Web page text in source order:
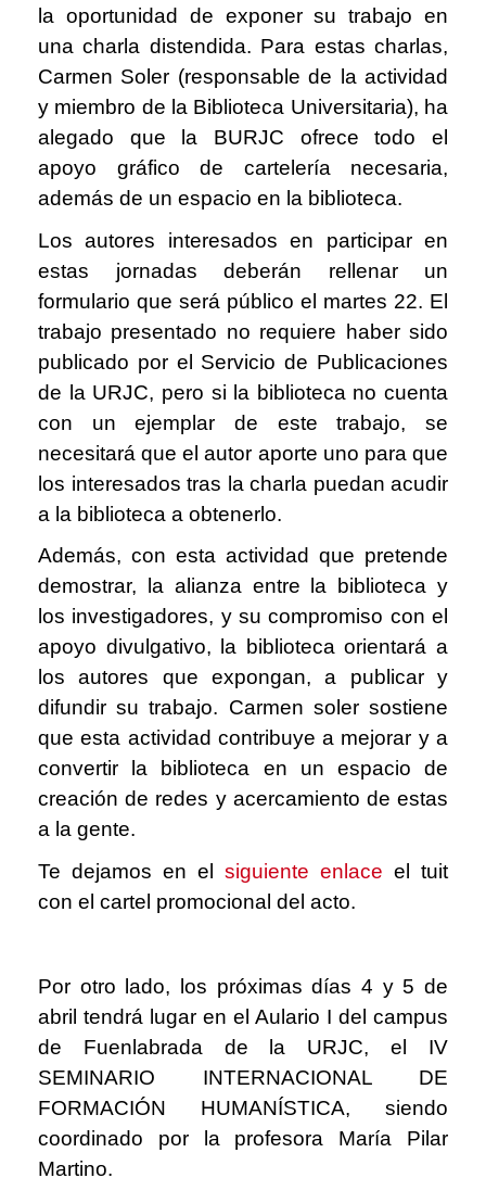
la oportunidad de exponer su trabajo en
una charla distendida. Para estas charlas,
Carmen Soler (responsable de la actividad
y miembro de la Biblioteca Universitaria), ha
alegado que la BURJC ofrece todo el
apoyo gráfico de cartelería necesaria,
además de un espacio en la biblioteca.
Los autores interesados en participar en
estas jornadas deberán rellenar un
formulario que será público el martes 22. El
trabajo presentado no requiere haber sido
publicado por el Servicio de Publicaciones
de la URJC, pero si la biblioteca no cuenta
con un ejemplar de este trabajo, se
necesitará que el autor aporte uno para que
los interesados tras la charla puedan acudir
a la biblioteca a obtenerlo.
Además, con esta actividad que pretende
demostrar, la alianza entre la biblioteca y
los investigadores, y su compromiso con el
apoyo divulgativo, la biblioteca orientará a
los autores que expongan, a publicar y
difundir su trabajo. Carmen soler sostiene
que esta actividad contribuye a mejorar y a
convertir la biblioteca en un espacio de
creación de redes y acercamiento de estas
a la gente.
Te dejamos en el siguiente enlace el tuit
con el cartel promocional del acto.
Por otro lado, los próximas días 4 y 5 de
abril tendrá lugar en el Aulario I del campus
de Fuenlabrada de la URJC, el IV
SEMINARIO INTERNACIONAL DE
FORMACIÓN HUMANÍSTICA, siendo
coordinado por la profesora María Pilar
Martino.